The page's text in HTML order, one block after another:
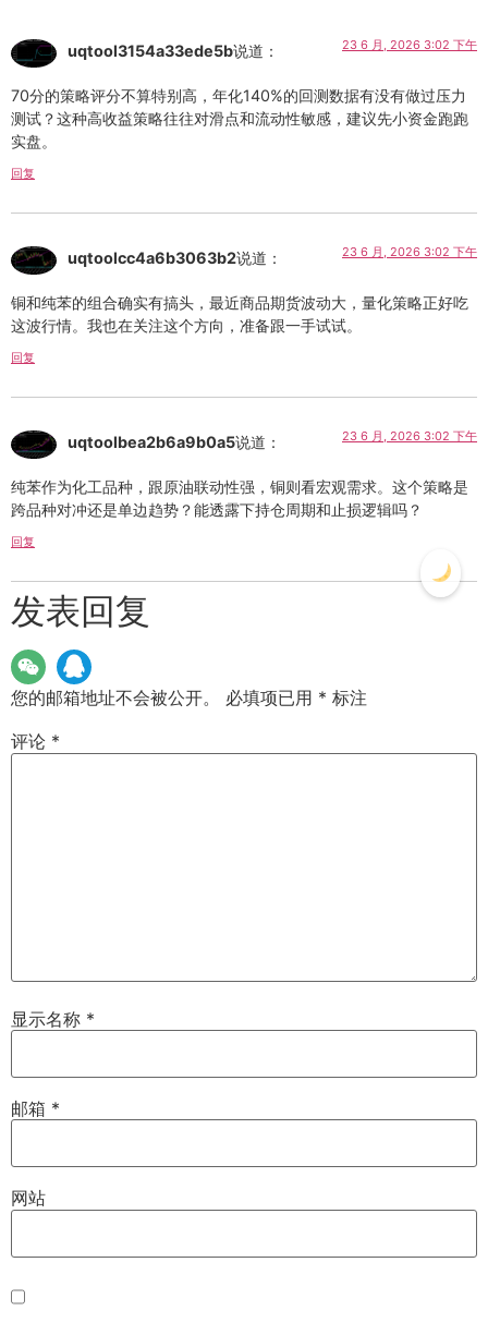
uqtool3154a33ede5b说道： 23 6 月, 2026 3:02 下午
70分的策略评分不算特别高，年化140%的回测数据有没有做过压力
测试？这种高收益策略往往对滑点和流动性敏感，建议先小资金跑跑
实盘。
回复
uqtoolcc4a6b3063b2说道： 23 6 月, 2026 3:02 下午
铜和纯苯的组合确实有搞头，最近商品期货波动大，量化策略正好吃
这波行情。我也在关注这个方向，准备跟一手试试。
回复
uqtoolbea2b6a9b0a5说道： 23 6 月, 2026 3:02 下午
纯苯作为化工品种，跟原油联动性强，铜则看宏观需求。这个策略是
跨品种对冲还是单边趋势？能透露下持仓周期和止损逻辑吗？
回复
发表回复
您的邮箱地址不会被公开。 必填项已用 * 标注
评论 *
显示名称 *
邮箱 *
网站